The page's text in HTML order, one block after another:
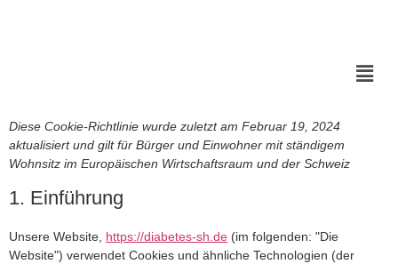
Diese Cookie-Richtlinie wurde zuletzt am Februar 19, 2024
aktualisiert und gilt für Bürger und Einwohner mit ständigem
Wohnsitz im Europäischen Wirtschaftsraum und der Schweiz
1. Einführung
Unsere Website, https://diabetes-sh.de (im folgenden: "Die
Website") verwendet Cookies und ähnliche Technologien (der